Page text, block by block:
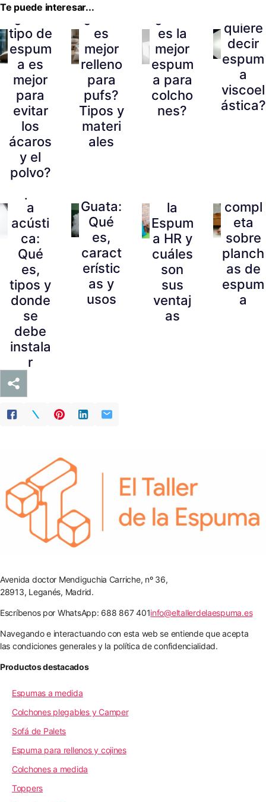
Te puede interesar...
¿Qué
tipo de
espum
a es
mejor
para
evitar
los
ácaros
y el
polvo?
es
mejor
relleno
para
pufs?
Tipos y
materi
ales
es la
mejor
espum
a para
colcho
nes?
quiere
decir
espum
a
viscoel
ástica?
a
acústi
ca:
Qué
es,
tipos y
donde
se
debe
instala
r
Guata:
Qué
es,
caract
erístic
as y
usos
la
Espum
a HR y
cuáles
son
sus
ventaj
as
compl
eta
sobre
planch
as de
espum
a
Avenida doctor Mendiguchia Carriche, nº 36,
28913, Leganés, Madrid.
Escríbenos por WhatsApp: 688 867 401info@eltallerdelaespuma.es
Navegando e interactuando con esta web se entiende que acepta
las condiciones generales y la política de confidencialidad.
Productos destacados
Espumas a medida
Colchones plegables y Camper
Sofá de Palets
Espuma para rellenos y cojines
Colchones a medida
Toppers